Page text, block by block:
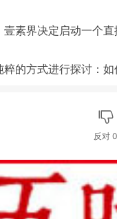
素界决定启动一个
的方式进行探讨：
反对 0